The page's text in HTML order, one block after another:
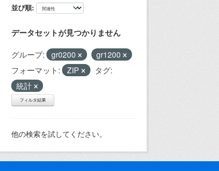
並び順
データセットが見つかりません
グループ: gr0200
gr1200
フォーマット:
ZIP
タグ:
統計
フィルタ結果
他の検索を試してください。